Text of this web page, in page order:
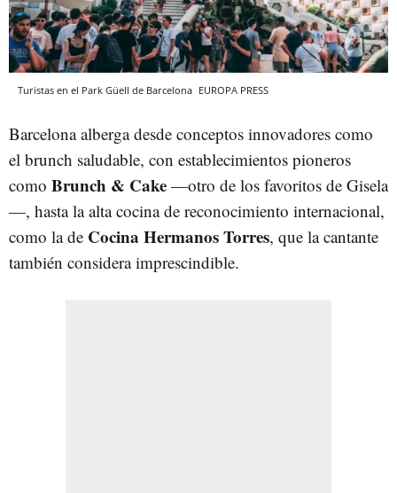
Turistas en el Park Güell de Barcelona EUROPA PRESS
Barcelona alberga desde conceptos innovadores como
el brunch saludable, con establecimientos pioneros
como Brunch & Cake —otro de los favoritos de Gisela
—, hasta la alta cocina de reconocimiento internacional,
como la de Cocina Hermanos Torres, que la cantante
también considera imprescindible.